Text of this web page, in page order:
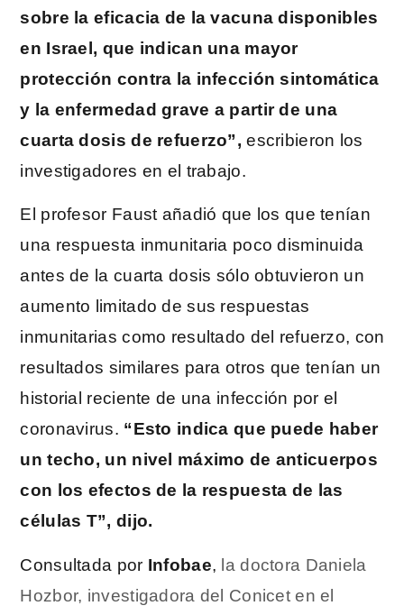
sobre la eficacia de la vacuna disponibles
en Israel, que indican una mayor
protección contra la infección sintomática
y la enfermedad grave a partir de una
cuarta dosis de refuerzo”, escribieron los
investigadores en el trabajo.
El profesor Faust añadió que los que tenían
una respuesta inmunitaria poco disminuida
antes de la cuarta dosis sólo obtuvieron un
aumento limitado de sus respuestas
inmunitarias como resultado del refuerzo, con
resultados similares para otros que tenían un
historial reciente de una infección por el
coronavirus. “Esto indica que puede haber
un techo, un nivel máximo de anticuerpos
con los efectos de la respuesta de las
células T”, dijo.
Consultada por Infobae, la doctora Daniela
Hozbor, investigadora del Conicet en el